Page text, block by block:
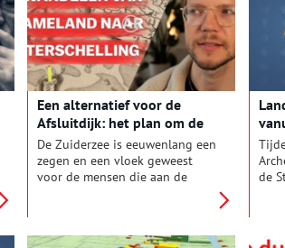
jaar
Een alternatief voor de
Afsluitdijk: het plan om de
Zuiderzee in te polderen
De Zuiderzee is eeuwenlang een
zegen en een vloek geweest
voor de mensen die aan de
ook dood en verderf door
de